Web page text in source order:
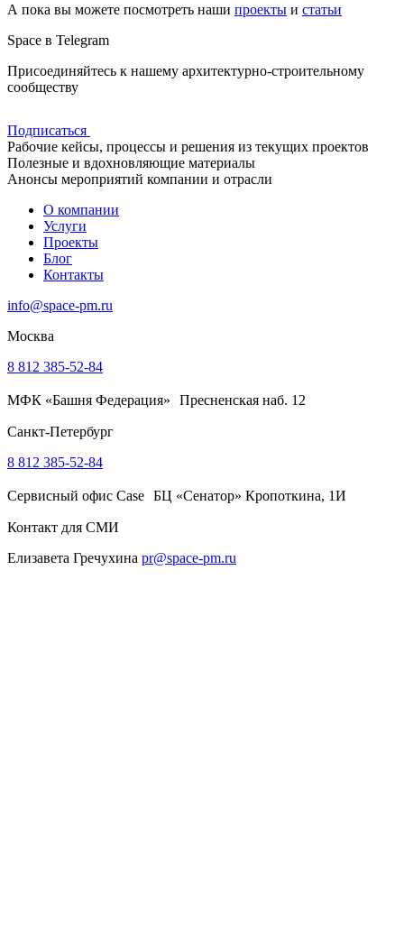
А пока вы можете посмотреть наши проекты и статьи
Space в Telegram
Присоединяйтесь к нашему архитектурно-строительному
сообществу
Подписаться
Рабочие кейсы, процессы и решения из текущих проектов
Полезные и вдохновляющие материалы
Анонсы мероприятий компании и отрасли
О компании
Услуги
Проекты
Блог
Контакты
info@space-pm.ru
Москва
8 812 385-52-84
МФК «Башня Федерация» Пресненская наб. 12
Санкт-Петербург
8 812 385-52-84
Сервисный офис Case БЦ «Сенатор» Кропоткина, 1И
Контакт для СМИ
Елизавета Гречухина pr@space-pm.ru